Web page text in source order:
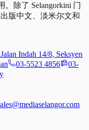
除了 Selangorkini 门
版中文、淡米尔文和
Indah 14/8, Seksyen
03-5523 4856
03-